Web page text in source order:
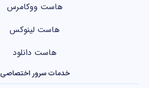
هاست ووکامرس
هاست لینوکس
هاست دانلود
خدمات سرور اختصاصی